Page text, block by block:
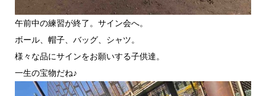
午前中の練習が終了。サイン会へ。
ボール、帽子、バッグ、シャツ。
様々な品にサインをお願いする子供達。
一生の宝物だね♪